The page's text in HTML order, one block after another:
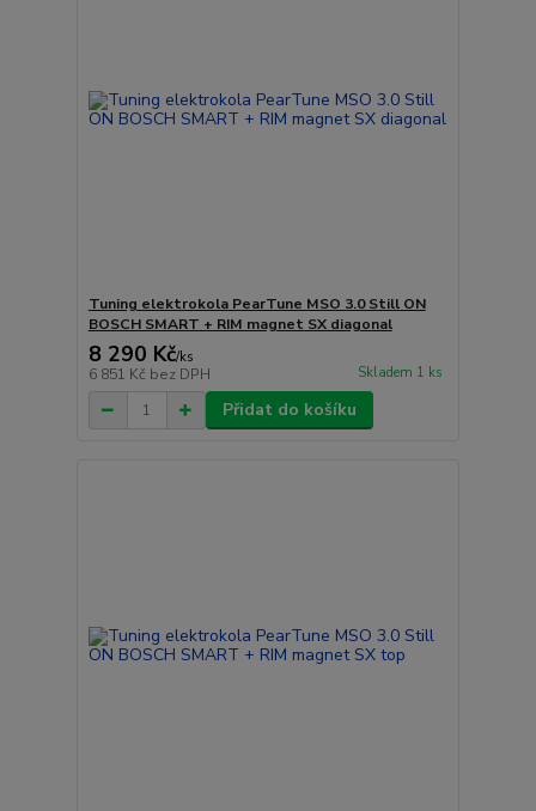
Tuning elektrokola PearTune MSO 3.0 Still ON
BOSCH SMART + RIM magnet SX diagonal
8 290 Kč/ks
6 851 Kč bez DPH Skladem 1 ks
Přidat do košíku